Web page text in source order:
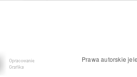
Prawa autorskie